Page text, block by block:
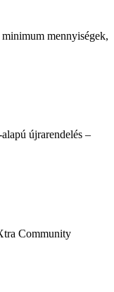
mennyiségek,
újrarendelés –
Community